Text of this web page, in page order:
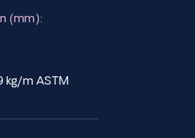
(mm):
kg/m ASTM